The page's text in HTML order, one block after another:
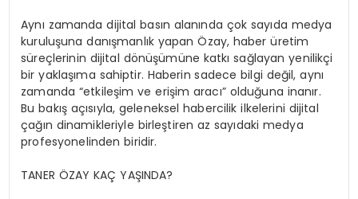
Aynı zamanda dijital basın alanında çok sayıda medya
kuruluşuna danışmanlık yapan Özay, haber üretim
süreçlerinin dijital dönüşümüne katkı sağlayan yenilikçi
bir yaklaşıma sahiptir. Haberin sadece bilgi değil, aynı
zamanda “etkileşim ve erişim aracı” olduğuna inanır.
Bu bakış açısıyla, geleneksel habercilik ilkelerini dijital
çağın dinamikleriyle birleştiren az sayıdaki medya
profesyonelinden biridir.
TANER ÖZAY KAÇ YAŞINDA?